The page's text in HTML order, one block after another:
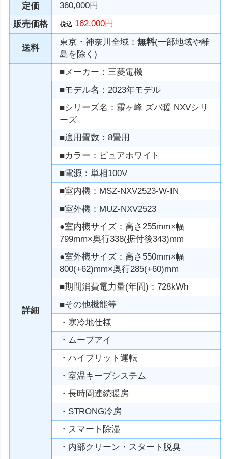
定価
360,000円
販売価格
税込 162,000円
送料
東京・神奈川全域：無料(一部地域や離
島を除く)
詳細
■メーカー：三菱電機
■モデル名：2023年モデル
■シリーズ名：霧ヶ峰 ズバ暖 NXVシリ
ーズ
■適用畳数：8畳用
■カラー：ピュアホワイト
■電源：単相100V
■室内機：MSZ-NXV2523-W-IN
■室外機：MUZ-NXV2523
●室内機サイズ：高さ255mm×幅
799mm×奥行338(据付後343)mm
●室外機サイズ：高さ550mm×幅
800(+62)mm×奥行285(+60)mm
■期間消費電力量(年間)：728kWh
■その他機能等
・寒冷地仕様
・ムーブアイ
・ハイブリット運転
・室温キープシステム
・長時間連続暖房
・STRONG冷房
・スマート除湿
・内部クリーン・スタート脱臭